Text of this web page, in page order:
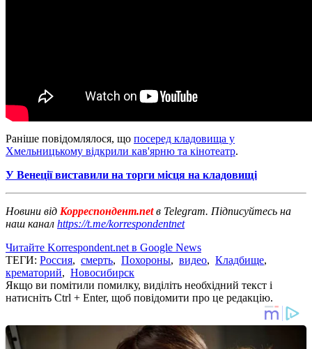
Раніше повідомлялося, що посеред кладовища у
Хмельницькому відкрили кав'ярню та кінотеатр.
У Венеції виставили на торги місця на кладовищі
Новини від Корреспондент.netв Telegram. Підписуйтесь на
наш канал https://t.me/korrespondentnet
Читайте Korrespondent.net в Google News
ТЕГИ: Россия, смерть, Похороны, видео, Кладбище,
крематорий, Новосибирск
Якщо ви помітили помилку, виділіть необхідний текст і
натисніть Ctrl + Enter, щоб повідомити про це редакцію.